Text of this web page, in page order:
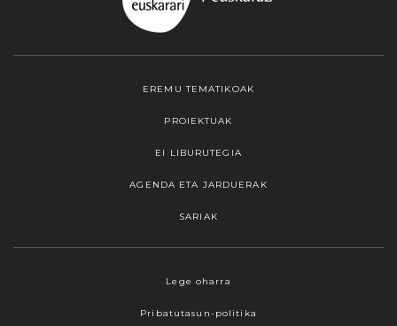
EREMU TEMATIKOAK
PROIEKTUAK
EI LIBURUTEGIA
AGENDA ETA JARDUERAK
SARIAK
Lege oharra
Pribatutasun-politika
Webgune honek cookieak erabiltzen ditu,
nabigatzeko nahiago duzun cookie aukera.